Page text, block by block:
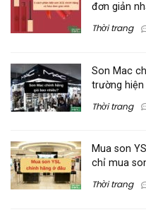
đơn giản
Thời trang
Son Mac
trường hiện
Thời trang
Mua son
chỉ mua
Thời trang